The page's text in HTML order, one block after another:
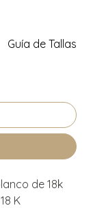
Guía de Tallas
de 18k
K